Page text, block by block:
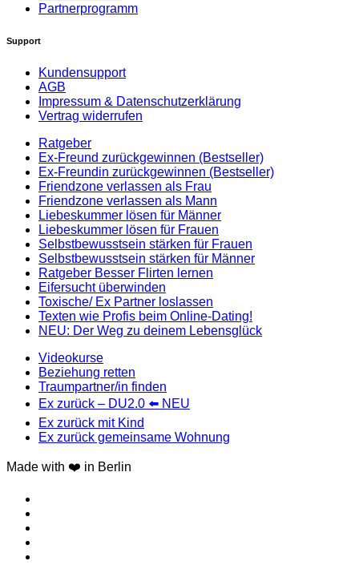
Partnerprogramm
Support
Kundensupport
AGB
Impressum & Datenschutzerklärung
Vertrag widerrufen
Ratgeber
Ex-Freund zurückgewinnen (Bestseller)
Ex-Freundin zurückgewinnen (Bestseller)
Friendzone verlassen als Frau
Friendzone verlassen als Mann
Liebeskummer lösen für Männer
Liebeskummer lösen für Frauen
Selbstbewusstsein stärken für Frauen
Selbstbewusstsein stärken für Männer
Ratgeber Besser Flirten lernen
Eifersucht überwinden
Toxische/ Ex Partner loslassen
Texten wie Profis beim Online-Dating!
NEU: Der Weg zu deinem Lebensglück
Videokurse
Beziehung retten
Traumpartner/in finden
Ex zurück – DU2.0 ⬅️ NEU
Ex zurück mit Kind
Ex zurück gemeinsame Wohnung
Made with ❤️ in Berlin